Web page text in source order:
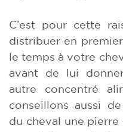
C’est pour cette
distribuer en
le temps à votre
avant de lui
autre concentré
conseillons aussi
du cheval une